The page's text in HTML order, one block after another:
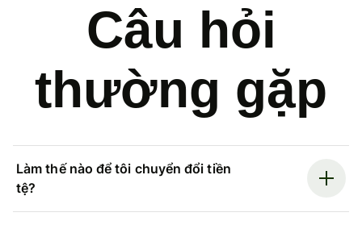
Câu hỏi
thường gặp
Làm thế nào để tôi chuyển đổi tiền
tệ?